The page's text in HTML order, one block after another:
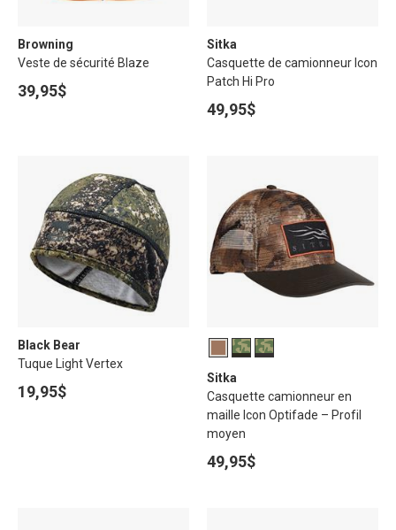
Browning
Veste de sécurité Blaze
39,95$
Sitka
Casquette de camionneur Icon
Patch Hi Pro
49,95$
Black Bear
Tuque Light Vertex
19,95$
Sitka
Casquette camionneur en
maille Icon Optifade – Profil
moyen
49,95$